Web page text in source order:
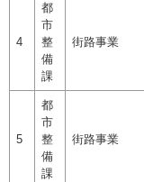
4
都
市
整
備
課
街路事業
5
都
市
整
備
課
街路事業